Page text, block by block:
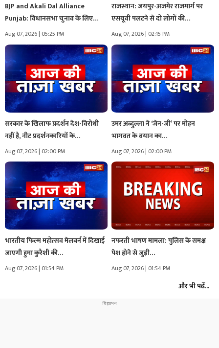
BJP and Akali Dal Alliance
Punjab: विधानसभा चुनाव के लिए…
Aug 07, 2026 | 05:25 PM
राजस्थान: जयपुर-अजमेर राजमार्ग पर
एसयूवी पलटने से दो लोगों की…
Aug 07, 2026 | 02:15 PM
सरकार के खिलाफ प्रदर्शन देश-विरोधी
नहीं है, नीट प्रदर्शनकारियों के…
Aug 07, 2026 | 02:00 PM
उमर अब्दुल्ला ने ‘जेन-जी’ पर मोहन
भागवत के बयान का…
Aug 07, 2026 | 02:00 PM
भारतीय फिल्म महोत्सव मेलबर्न में दिखाई
जाएगी हुमा कुरैशी की…
Aug 07, 2026 | 01:54 PM
नफरती भाषण मामला: पुलिस के समक्ष
पेश होने से जुड़ी…
Aug 07, 2026 | 01:54 PM
और भी पढ़ें...